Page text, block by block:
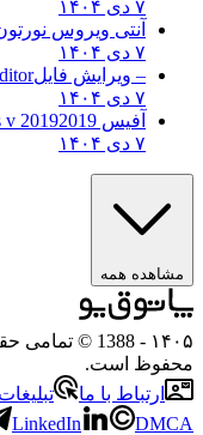
۷ دی ۱۴۰۴
آنتی ویروس
۷ دی ۱۴۰۴
– ویرایش فایل
۷ دی ۱۴۰۴
آفیس 2019 2019 Microsoft Office 2019 Pro Plus v
۷ دی ۱۴۰۴
مشاهده همه
۱۴۰۵
- 1388 ©
محفوظ است.
ارتباط با ما
تبلیغات
LinkedIn DMCA